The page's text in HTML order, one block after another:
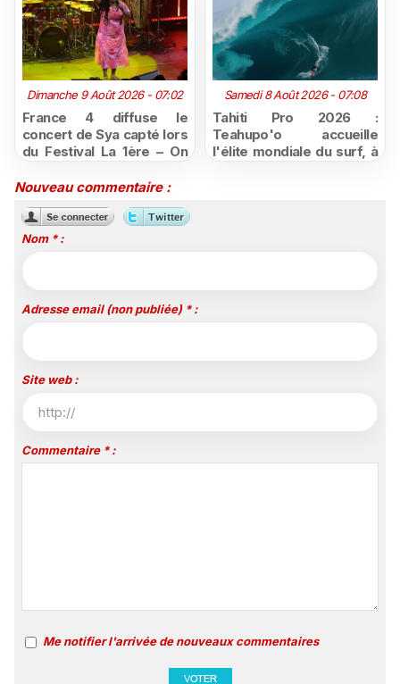
Dimanche 9 Août 2026 - 07:02
France 4 diffuse le
concert de Sya capté lors
du Festival La 1ère – On
Samedi 8 Août 2026 - 07:08
Tahiti Pro 2026 :
Teahupo'o accueille
l'élite mondiale du surf, à
Nouveau commentaire :
Nom * :
Adresse email (non publiée) * :
Site web :
Commentaire * :
Me notifier l'arrivée de nouveaux commentaires